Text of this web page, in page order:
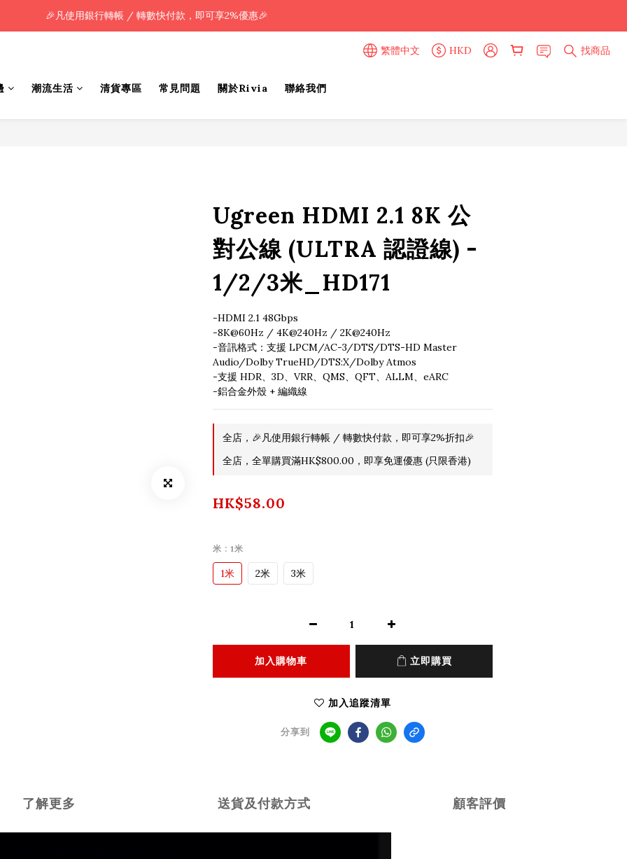
🎉凡使用銀行轉帳 / 轉數快付款，即可享2%優惠🎉
🎉凡使用銀行轉帳 / 轉數快付款，即可享2%優惠🎉
繁體中文 HKD 找商品
潮流生活 清貨專區 常見問題 關於Rivia 聯絡我們
Ugreen HDMI 2.1 8K 公
對公線 (ULTRA 認證線) -
1/2/3米_HD171
-HDMI 2.1 48Gbps
-8K@60Hz / 4K@240Hz / 2K@240Hz
-音訊格式：支援 LPCM/AC-3/DTS/DTS-HD Master
Audio/Dolby TrueHD/DTS:X/Dolby Atmos
-支援 HDR、3D、VRR、QMS、QFT、ALLM、eARC
-鋁合金外殼 + 編織線
全店，🎉凡使用銀行轉帳 / 轉數快付款，即可享2%折扣🎉
全店，全單購買滿HK$800.00，即享免運優惠 (只限香港)
HK$58.00
米 : 1米
1米 2米 3米
加入購物車 立即購買
加入追蹤清單
分享到
了解更多 送貨及付款方式 顧客評價